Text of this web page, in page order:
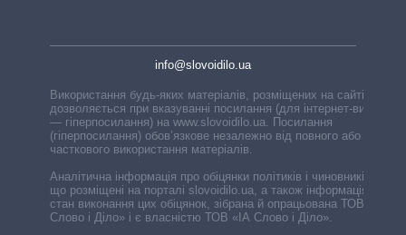
info@slovoidilo.ua
Використання будь-яких матеріалів, розміщених на сайті,
дозволяється при вказуванні посилання (для інтернет-видань
— гіперпосилання) на www.slovoidilo.ua. Посилання
(гіперпосилання) обов’язкове незалежно від повного або
часткового використання матеріалів.
Аналітична інформація про обіцянки політиків і чиновників,
що розміщені на порталі slovoidilo.ua, а також інформація про
стан виконання цих обіцянок, зібрана й опрацьована ТОВ «ІА
Слово і Діло» і є власністю ТОВ «ІА Слово і Діло».